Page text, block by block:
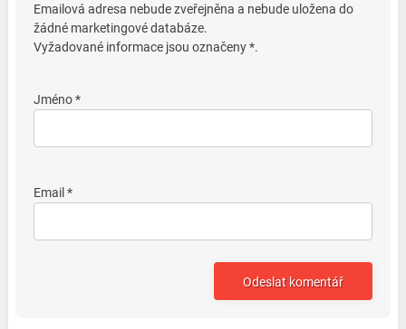
Emailová adresa nebude zveřejněna a nebude uložena do
žádné marketingové databáze.
Vyžadované informace jsou označeny *.
Jméno *
Email *